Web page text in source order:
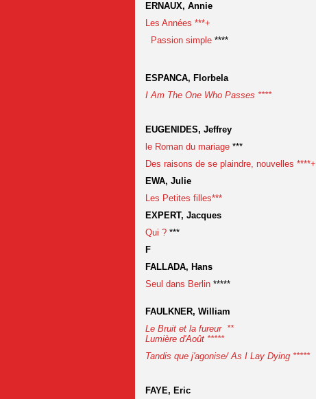
ERNAUX, Annie
Les Années ***+
Passion simple ****
ESPANCA, Florbela
I Am The One Who Passes ****
EUGENIDES, Jeffrey
le Roman du mariage ***
Des raisons de se plaindre, nouvelles ****+
EWA, Julie
Les Petites filles***
EXPERT, Jacques
Qui ? ***
F
FALLADA, Hans
Seul dans Berlin *****
FAULKNER, William
Le Bruit et la fureur **
Lumière d'Août *****
Tandis que j'agonise/ As I Lay Dying *****
FAYE, Eric